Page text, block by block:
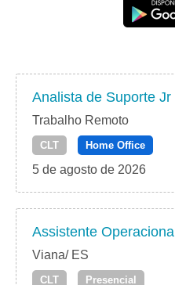
Analista de Suporte Jr
Trabalho Remoto
CLT Home Office
5 de agosto de 2026
Assistente Operacional
Viana/ ES
CLT Presencial